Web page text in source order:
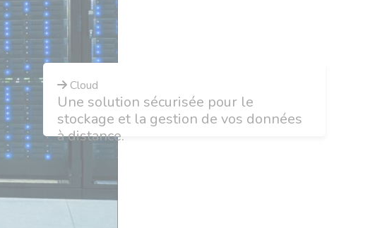
Cloud
Une solution sécurisée pour le
stockage et la gestion de vos données
à distance.